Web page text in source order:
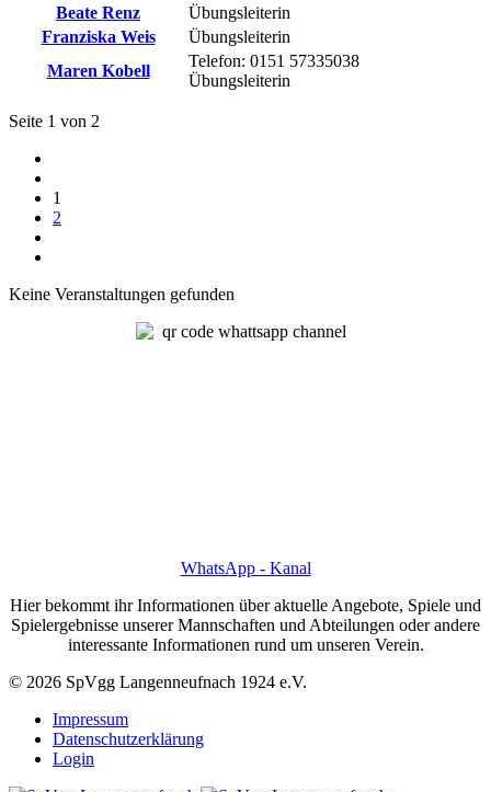
Beate Renz
Übungsleiterin
Franziska Weis
Übungsleiterin
Maren Kobell
Telefon: 0151 57335038
Übungsleiterin
Seite 1 von 2
1
2
Keine Veranstaltungen gefunden
WhatsApp - Kanal
Hier bekommt ihr Informationen über aktuelle Angebote, Spiele und
Spielergebnisse unserer Mannschaften und Abteilungen oder andere
interessante Informationen rund um unseren Verein.
© 2026 SpVgg Langenneufnach 1924 e.V.
Impressum
Datenschutzerklärung
Login